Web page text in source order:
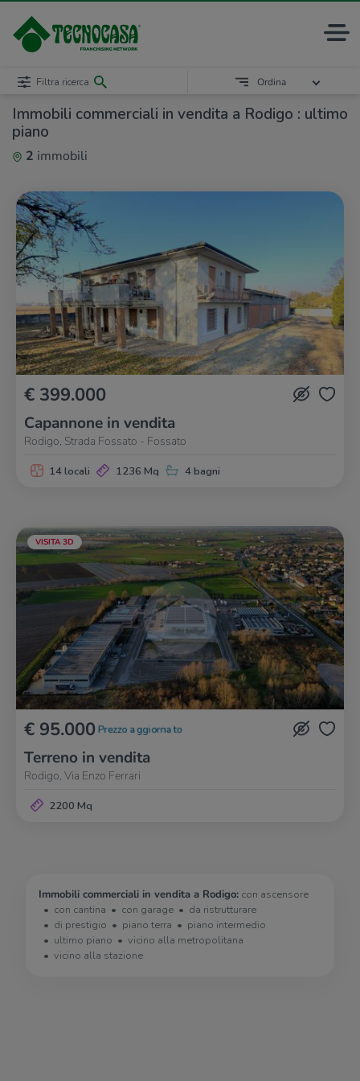
Immobili commerciali in vendita a Rodigo : ultimo
piano
2 immobili
Filtra ricerca Ordina
€ 399.000
Capannone in vendita
Rodigo, Strada Fossato - Fossato
14 locali 1236 Mq 4 bagni
VISITA 3D
€ 95.000 Prezzo aggiornato
Terreno in vendita
Rodigo, Via Enzo Ferrari
2200 Mq
Immobili commerciali in vendita a Rodigo: con ascensore
con cantina
con garage
da ristrutturare
di prestigio
piano terra
piano intermedio
ultimo piano
vicino alla metropolitana
vicino alla stazione